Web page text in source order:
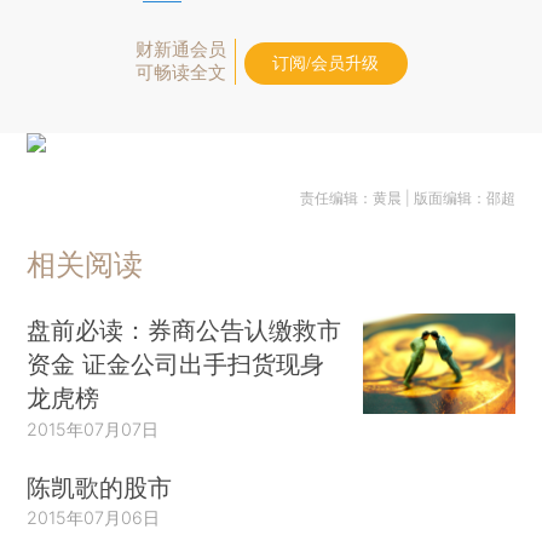
财新通会员
可畅读全文
订阅/会员升级
责任编辑：黄晨 | 版面编辑：邵超
相关阅读
盘前必读：券商公告认缴救市
资金 证金公司出手扫货现身
龙虎榜
2015年07月07日
陈凯歌的股市
2015年07月06日